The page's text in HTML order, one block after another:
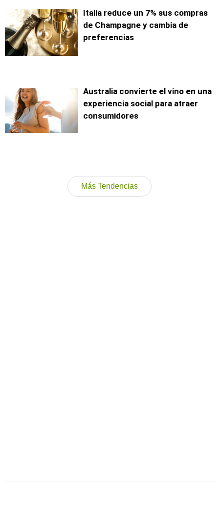
Italia reduce un 7% sus compras
de Champagne y cambia de
preferencias
Australia convierte el vino en una
experiencia social para atraer
consumidores
Más Tendencias